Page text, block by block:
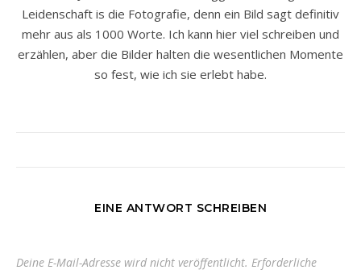
Leidenschaft is die Fotografie, denn ein Bild sagt definitiv
mehr aus als 1000 Worte. Ich kann hier viel schreiben und
erzählen, aber die Bilder halten die wesentlichen Momente
so fest, wie ich sie erlebt habe.
EINE ANTWORT SCHREIBEN
Deine E-Mail-Adresse wird nicht veröffentlicht. Erforderliche